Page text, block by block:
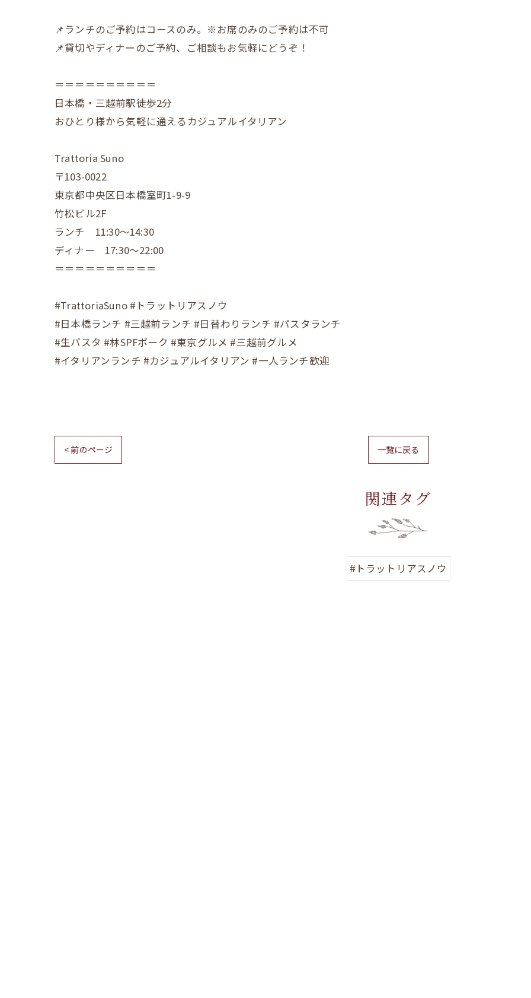
📌ランチのご予約はコースのみ。※お席のみのご予約は不可
📌貸切やディナーのご予約、ご相談もお気軽にどうぞ！
＝＝＝＝＝＝＝＝＝＝
日本橋・三越前駅徒歩2分
おひとり様から気軽に通えるカジュアルイタリアン
Trattoria Suno
〒103-0022
東京都中央区日本橋室町1-9-9
竹松ビル2F
ランチ 11:30～14:30
ディナー 17:30～22:00
＝＝＝＝＝＝＝＝＝＝
#TrattoriaSuno #トラットリアスノウ
#日本橋ランチ #三越前ランチ #日替わりランチ #パスタランチ
#生パスタ #林SPFポーク #東京グルメ #三越前グルメ
#イタリアンランチ #カジュアルイタリアン #一人ランチ歓迎
< 前のページ 一覧に戻る
関連タグ
#トラットリアスノウ